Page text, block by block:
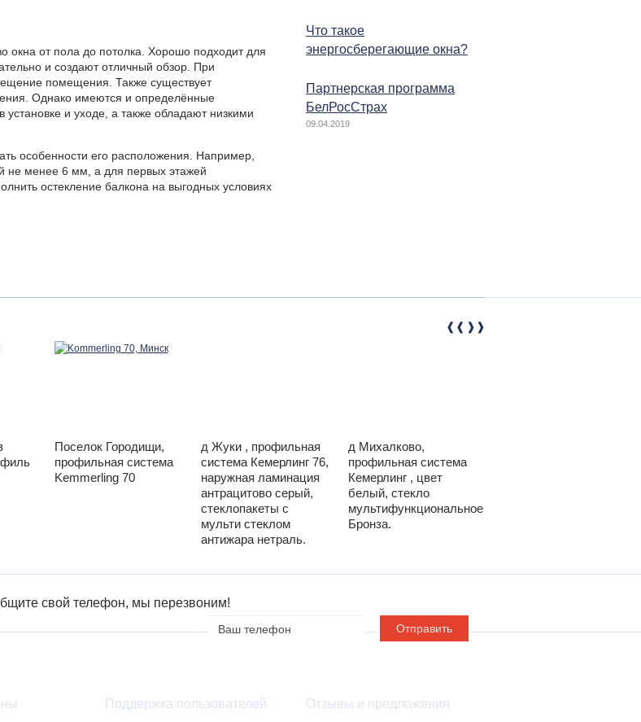
окна от пола до потолка. Хорошо подходит для
и создают отличный обзор. При
помещения. Также существует
Однако имеются и определённые
и уходе, а также обладают низкими
особенности его расположения. Например,
не менее 6 мм, а для первых этажей
остекление балкона на выгодных условиях
Что такое
энергосберегающие окна?
Партнерская программа
БелРосСтрах
09.04.2019
Поселок Городищи,
профильная система
Kemmerling 70
д Жуки , профильная
система Кемерлинг 76,
наружная ламинация
антрацитово серый,
стеклопакеты с
мульти стеклом
антижара нетраль.
д Михалково,
профильная система
Кемерлинг , цвет
белый, стекло
мультифункциональное
Бронза.
свой телефон, мы перезвоним!
Поддержка пользователей Отзывы и предложения